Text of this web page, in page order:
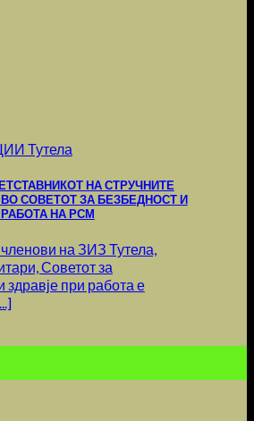
Тутела
НА СТРУЧНИТЕ
СОВЕТОТ ЗА БЕЗБЕДНОСТ И
НА РСМ
на ЗИЗ Тутела,
Советот за
здравје при работа е